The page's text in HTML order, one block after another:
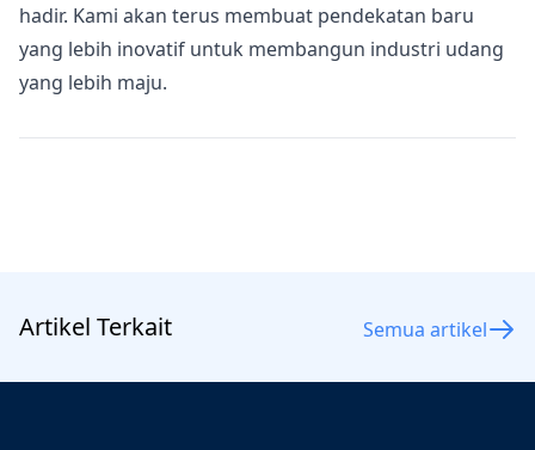
hadir. Kami akan terus membuat pendekatan baru
yang lebih inovatif untuk membangun industri udang
yang lebih maju.
Artikel Terkait Semua artikel